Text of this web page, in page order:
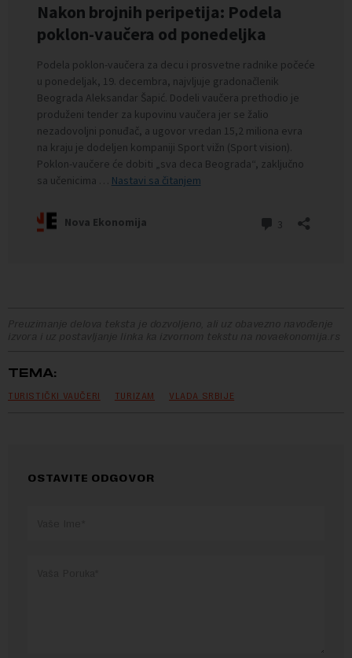
Preuzimanje delova teksta je dozvoljeno, ali uz obavezno navođenje
izvora i uz postavljanje linka ka izvornom tekstu na novaekonomija.rs
TEMA:
TURISTIČKI VAUČERI TURIZAM VLADA SRBIJE
OSTAVITE ODGOVOR